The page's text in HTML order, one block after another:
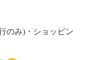
のみ)・ショッピン